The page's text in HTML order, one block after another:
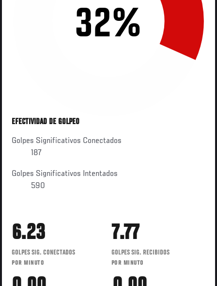
32%
EFECTIVIDAD DE GOLPEO
Golpes Significativos Conectados
187
Golpes Significativos Intentados
590
6.23
GOLPES SIG. CONECTADOS
POR MINUTO
7.77
GOLPES SIG. RECIBIDOS
POR MINUTO